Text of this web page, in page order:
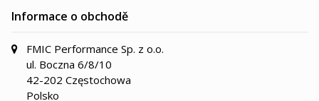
Informace o obchodě
FMIC Performance Sp. z o.o.
ul. Boczna 6/8/10
42-202 Częstochowa
Polsko